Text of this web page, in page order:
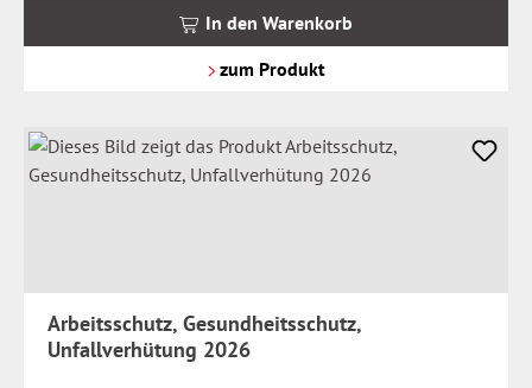
In den Warenkorb
zum Produkt
Arbeitsschutz, Gesundheitsschutz,
Unfallverhütung 2026